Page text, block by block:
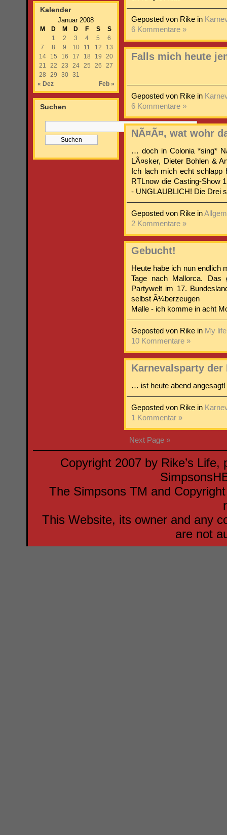
Kalender
Januar 2008
M D M D F S S
« Dez Feb »
1 2 3 4 5
6
7
8 9 10 11 12
13
14
15 16 17 18 19
20
21
22 23 24 25 26
27
28
29 30 31
Suchen
Geposted von Rike in
6 Kommentare »
Falls mich heute
Geposted von Rike in
6 Kommentare »
NÃ¤Ã¤, wat wohr
… doch in Colonia *sing*
LÃ¤sker, Dieter Bohlen &
Ich lach mich echt schlapp
RTLnow die Casting-Show
- UNGLAUBLICH! Die Drei
Geposted von Rike in
2 Kommentare »
Gebucht!
Heute habe ich nun endlich
Tage nach Mallorca. Das
Partywelt im 17.
selbst Ã¼berzeugen
Malle - ich komme in acht
Geposted von Rike in My life
10 Kommentare »
Karnevalsparty
… ist heute abend angesagt!
Geposted von Rike in
1 Kommentar »
Next Page »
Copyright 2007 by Rike’s
The Simpsons TM and
This Website, its owner and any
are not